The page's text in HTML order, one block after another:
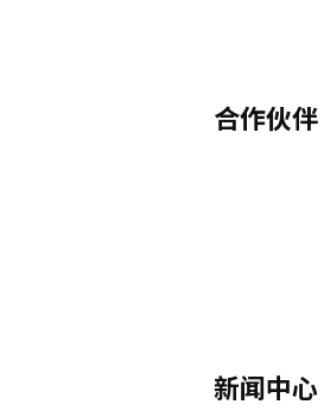
合作伙伴
新闻中心